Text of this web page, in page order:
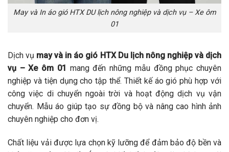
May và In áo gió HTX DU lịch nông nghiệp và dịch vụ – Xe ôm
01
Dịch vụ may và in áo gió HTX Du lịch nông nghiệp và dịch
vụ – Xe ôm 01
mang đến những mẫu đồng phục chuyên
nghiệp và tiện dụng cho tập thể. Thiết kế áo gió phù hợp với
công việc di chuyển ngoài trời và hoạt động dịch vụ vận
chuyển. Mẫu áo giúp tạo sự đồng bộ và nâng cao hình ảnh
chuyên nghiệp cho đơn vị.
Chất liệu vải được lựa chọn kỹ lưỡng để đảm bảo độ bền và